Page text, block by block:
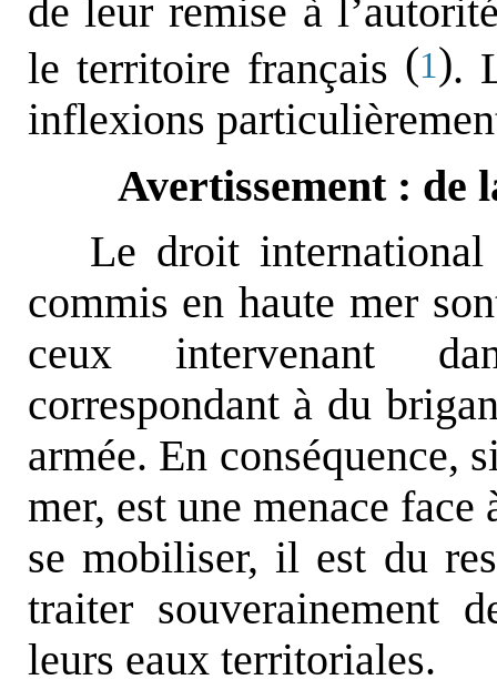
de leur remise à
le territoire français (1).
inflexions
Avertissement : de
Le droit international
commis en haute mer
ceux intervenant
correspondant à du
armée. En conséquence,
mer, est une menace
se mobiliser, il est du
traiter souverainement
leurs eaux territoriales.